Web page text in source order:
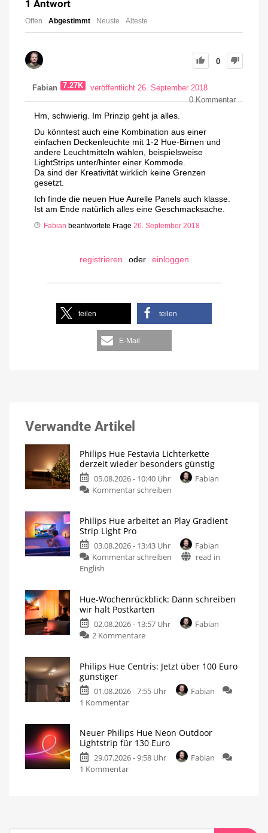
1 Antwort
Offen Abgestimmt Neuste Älteste
0
Fabian 7.27K
veröffentlicht 26. September 2018
0Kommentar
Hm, schwierig. Im Prinzip geht ja alles.
Du könntest auch eine Kombination aus einer
einfachen Deckenleuchte mit 1-2 Hue-Birnen und
andere Leuchtmitteln wählen, beispielsweise
LightStrips unter/hinter einer Kommode.
Da sind der Kreativität wirklich keine Grenzen
gesetzt.
Ich finde die neuen Hue Aurelle Panels auch klasse.
Ist am Ende natürlich alles eine Geschmacksache.
Fabian beantwortete Frage 26. September 2018
registrieren oder einloggen
teilen teilen
E-Mail
Verwandte Artikel
Philips Hue Festavia Lichterkette
derzeit wieder besonders günstig
05.08.2026 - 10:40 Uhr
Fabian
Kommentar schreiben
Philips Hue arbeitet an Play Gradient
Strip Light Pro
03.08.2026 - 13:43 Uhr
Fabian
Kommentar schreiben
read in
English
Hue-Wochenrückblick: Dann schreiben
wir halt Postkarten
02.08.2026 - 13:57 Uhr
Fabian
2 Kommentare
Philips Hue Centris: Jetzt über 100 Euro
günstiger
01.08.2026 - 7:55 Uhr
Fabian
1 Kommentar
Neuer Philips Hue Neon Outdoor
Lightstrip für 130 Euro
29.07.2026 - 9:58 Uhr
Fabian
1 Kommentar